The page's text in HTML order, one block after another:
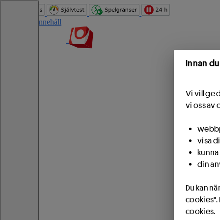
Hoppa till innehåll
Innan
Vi vill ge
vi oss av
visa
din
Du kan
cookies".
cookies.